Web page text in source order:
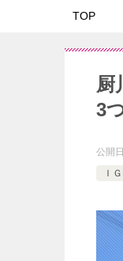
TOP
厨
3
公開
Ｉ